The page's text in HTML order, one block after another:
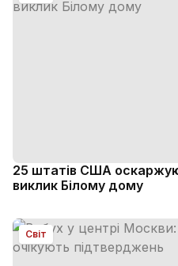
25 штатів США
виклик Білому дому
Світ